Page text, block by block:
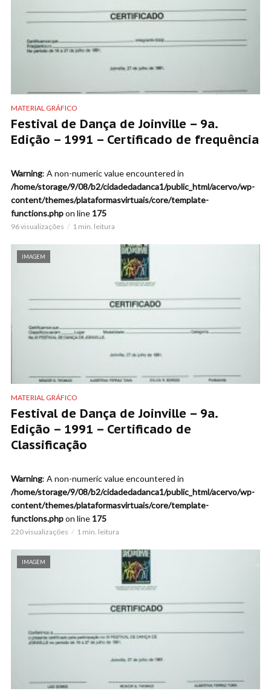
MATERIAL GRÁFICO
Festival de Dança de Joinville – 9a.
Edição – 1991 – Certificado de frequência
Warning: A non-numeric value encountered in
/home/storage/9/08/b2/cidadedadanca1/public_html/acervo/wp-
content/themes/plataformasvirtuais/core/template-
functions.phpon line 175
96 visualizações 1 min. leitura
IMAGEM
MATERIAL GRÁFICO
Festival de Dança de Joinville – 9a.
Edição – 1991 – Certificado de
Classificação
Warning: A non-numeric value encountered in
/home/storage/9/08/b2/cidadedadanca1/public_html/acervo/wp-
content/themes/plataformasvirtuais/core/template-
functions.phpon line 175
220 visualizações 1 min. leitura
IMAGEM